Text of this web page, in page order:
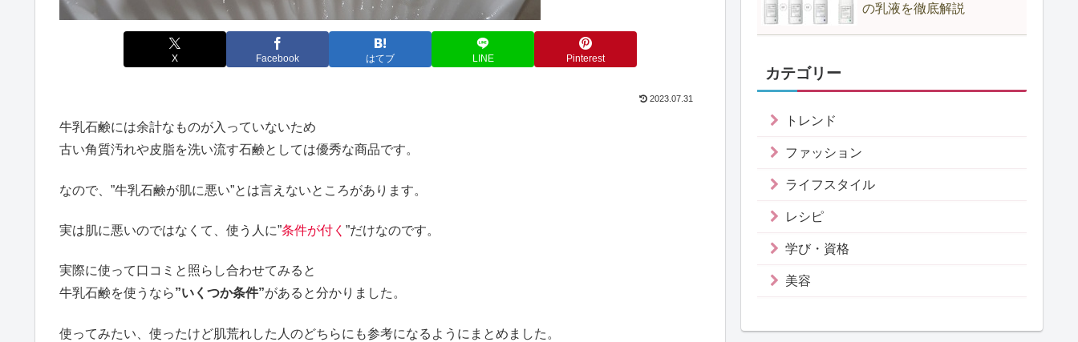
X Facebook はてブ LINE Pinterest
2023.07.31
牛乳石鹸には余計なものが入っていないため
古い角質汚れや皮脂を洗い流す石鹸としては優秀な商品です。
なので、”牛乳石鹸が肌に悪い”とは言えないところがあります。
実は肌に悪いのではなくて、使う人に”条件が付く ”だけなのです。
実際に使って口コミと照らし合わせてみると
牛乳石鹸を使うなら”いくつか条件”があると分かりました。
使ってみたい、使ったけど肌荒れした人のどちらにも参考になるようにまとめました。
の乳液を徹底解説
カテゴリー
トレンド
ファッション
ライフスタイル
レシピ
学び・資格
美容